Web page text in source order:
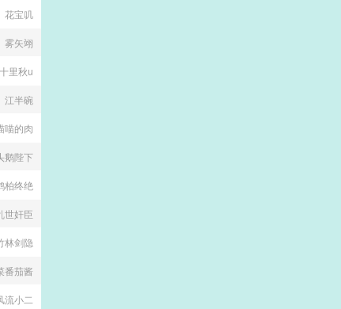
花宝叽
雾矢翊
十里秋u
江半碗
喵的肉
鹅陛下
柏终绝
世奸臣
林剑隐
番茄酱
流小二